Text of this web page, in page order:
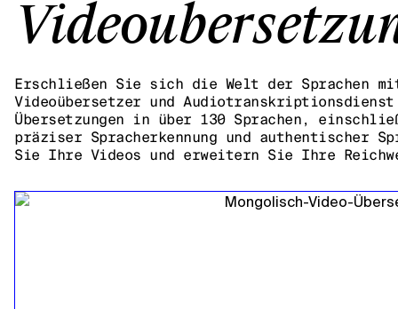
Erschließen Sie sich die Welt der Sprachen
Videoübersetzer und
Übersetzungen in über 130 Sprachen,
präziser Spracherkennung und authentischer
Sie Ihre Videos und erweitern Sie Ihre